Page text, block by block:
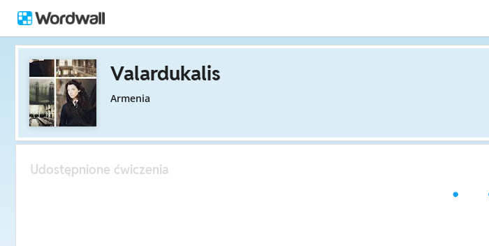
Valardukalis
Armenia
Udostępnione ćwiczenia